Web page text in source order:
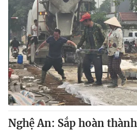
Nghệ An: Sắp hoàn